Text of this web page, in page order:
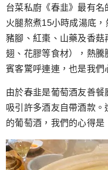
跳
至
主
要
內
台菜私廚《春韭》最有
火腿熬煮15小時成湯底
豬腳、紅棗、山藥及香菇
翅、花膠等食材），熱
賓客驚呼連連，也是我們
由於春韭是葡萄酒友善
吸引許多酒友自帶酒款
的葡萄酒，我們的心得是